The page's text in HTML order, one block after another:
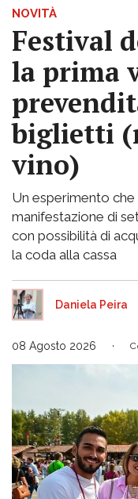
NOVITÀ
Festival
la prima
biglietti
vino)
Un esperimento
manifestazione di
con possibilità di
la coda alla cassa
Daniela Peira
08 Agosto 2026